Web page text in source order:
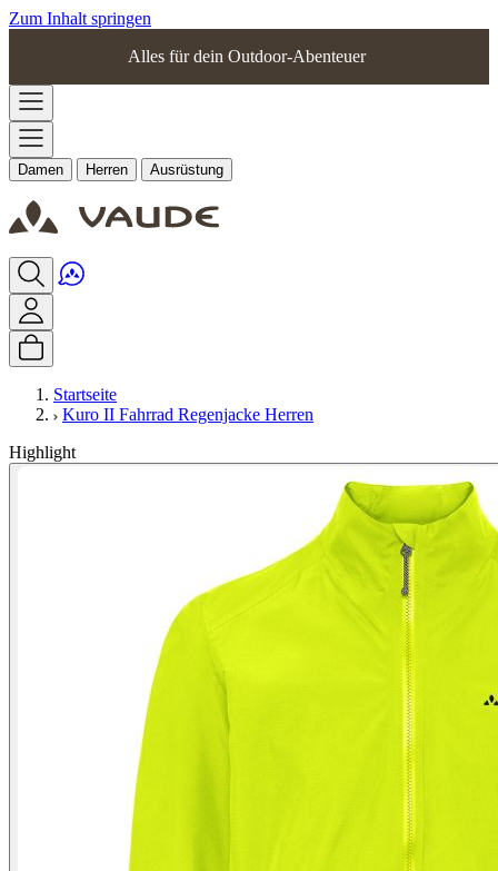
Zum Inhalt springen
Alles für dein Outdoor-Abenteuer
Damen Herren Ausrüstung
Startseite
Kuro II Fahrrad Regenjacke Herren
Highlight